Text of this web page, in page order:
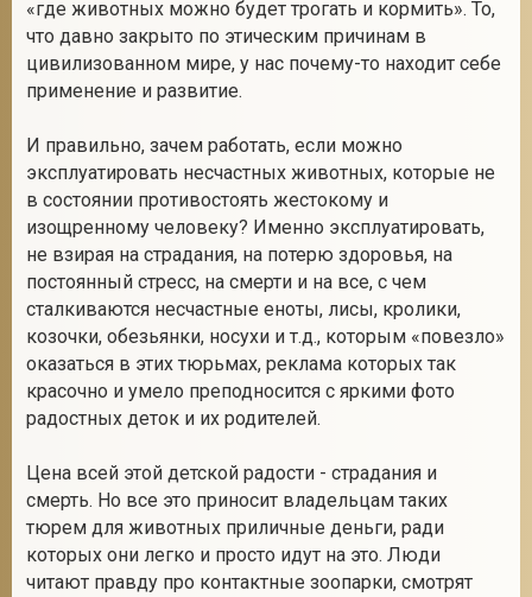
«где животных можно будет трогать и кормить». То,
что давно закрыто по этическим причинам в
цивилизованном мире, у нас почему-то находит себе
применение и развитие.
И правильно, зачем работать, если можно
эксплуатировать несчастных животных, которые не
в состоянии противостоять жестокому и
изощренному человеку? Именно эксплуатировать,
не взирая на страдания, на потерю здоровья, на
постоянный стресс, на смерти и на все, с чем
сталкиваются несчастные еноты, лисы, кролики,
козочки, обезьянки, носухи и т.д., которым «повезло»
оказаться в этих тюрьмах, реклама которых так
красочно и умело преподносится с яркими фото
радостных деток и их родителей.
Цена всей этой детской радости - страдания и
смерть. Но все это приносит владельцам таких
тюрем для животных приличные деньги, ради
которых они легко и просто идут на это. Люди
читают правду про контактные зоопарки, смотрят